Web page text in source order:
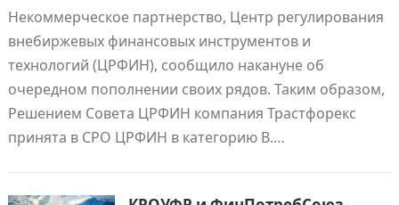
Некоммерческое партнерство, Центр регулирования
внебиржевых финансовых инструментов и
технологий (ЦРФИН), сообщило накануне об
очередном пополнении своих рядов. Таким образом,
Решением Совета ЦРФИН компания Трастфорекс
принята в СРО ЦРФИН в категорию B.…